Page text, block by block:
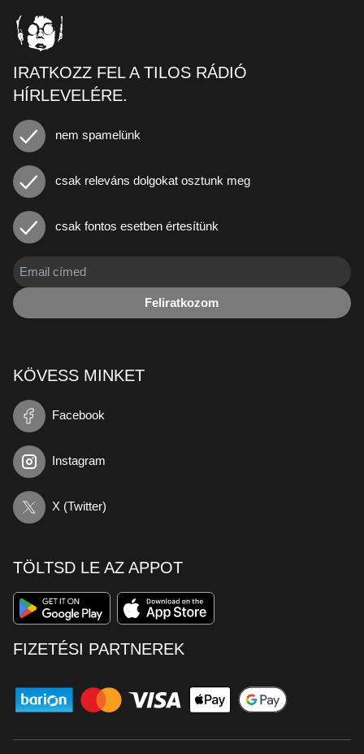
IRATKOZZ FEL A TILOS RÁDIÓ
HÍRLEVELÉRE.
nem spamelünk
csak releváns dolgokat osztunk meg
csak fontos esetben értesítünk
Feliratkozom
KÖVESS MINKET
Facebook
Instagram
X (Twitter)
TÖLTSD LE AZ APPOT
FIZETÉSI PARTNEREK